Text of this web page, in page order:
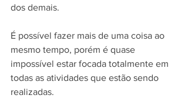
dos demais.
É possível fazer mais de uma coisa ao
mesmo tempo, porém é quase
impossível estar focada totalmente em
todas as atividades que estão sendo
realizadas.